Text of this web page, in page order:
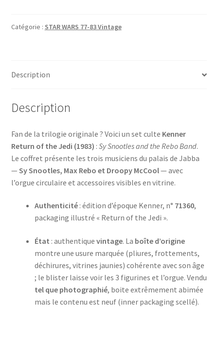
and
Kenner
Catégorie : STAR WARS 77-83 Vintage
Description
Description
Fan de la trilogie originale ? Voici un set culte Kenner
Return of the Jedi (1983) : Sy Snootles and the Rebo Band.
Le coffret présente les trois musiciens du palais de Jabba
— Sy Snootles, Max Rebo et Droopy McCool— avec
l’orgue circulaire et accessoires visibles en vitrine.
Authenticité: édition d’époque Kenner, n° 71360,
packaging illustré « Return of the Jedi ».
État : authentique vintage. La boîte d’origine
montre une usure marquée (pliures, frottements,
déchirures, vitrines jaunies) cohérente avec son âge
; le blister laisse voir les 3 figurines et l’orgue. Vendu
tel que photographié, boite extrêmement abimée
mais le contenu est neuf (inner packaging scellé).